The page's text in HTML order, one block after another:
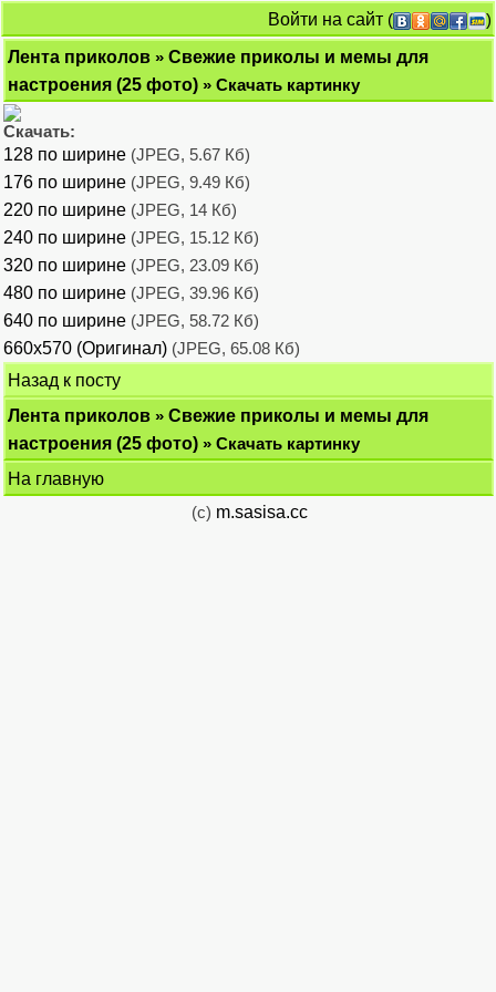
Войти на сайт (
)
Лента приколов » Свежие приколы и мемы для
настроения (25 фото) » Скачать картинку
Скачать:
128 по ширине (JPEG, 5.67 Кб)
176 по ширине (JPEG, 9.49 Кб)
220 по ширине (JPEG, 14 Кб)
240 по ширине (JPEG, 15.12 Кб)
320 по ширине (JPEG, 23.09 Кб)
480 по ширине (JPEG, 39.96 Кб)
640 по ширине (JPEG, 58.72 Кб)
660x570 (Оригинал) (JPEG, 65.08 Кб)
Назад к посту
Лента приколов » Свежие приколы и мемы для
настроения (25 фото) » Скачать картинку
На главную
(c) m.sasisa.cc